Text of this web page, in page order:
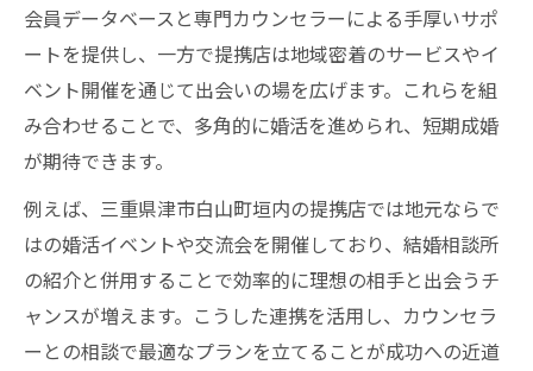
会員データベースと専門カウンセラーによる手厚いサポ
ートを提供し、一方で提携店は地域密着のサービスやイ
ベント開催を通じて出会いの場を広げます。これらを組
み合わせることで、多角的に婚活を進められ、短期成婚
が期待できます。
例えば、三重県津市白山町垣内の提携店では地元ならで
はの婚活イベントや交流会を開催しており、結婚相談所
の紹介と併用することで効率的に理想の相手と出会うチ
ャンスが増えます。こうした連携を活用し、カウンセラ
ーとの相談で最適なプランを立てることが成功への近道